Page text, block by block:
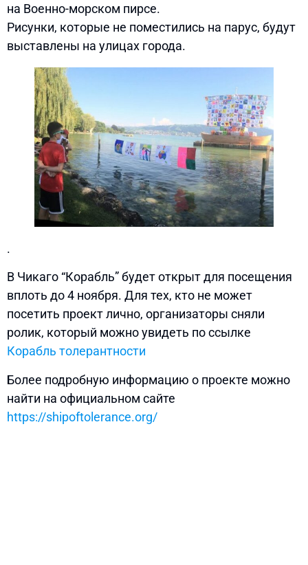
на Военно-морском пирсе.
Рисунки, которые не поместились на парус, будут
выставлены на улицах города.
.
В Чикаго “Корабль” будет открыт для посещения
вплоть до 4 ноября. Для тех, кто не может
посетить проект лично, организаторы сняли
ролик, который можно увидеть по ссылке
Корабль толерантности
Более подробную информацию о проекте можно
найти на официальном сайте
https://shipoftolerance.org/